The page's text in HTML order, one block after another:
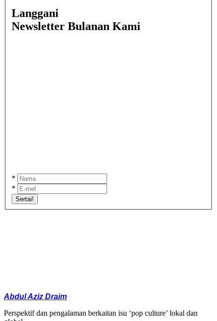
Langgani
Newsletter Bulanan Kami
*
*
Sertai!
Abdul Aziz Draim
Perspektif dan pengalaman berkaitan isu ‘pop culture’ lokal dan